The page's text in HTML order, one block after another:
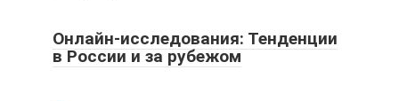
Онлайн-исследования: Тенденции
в России и за рубежом